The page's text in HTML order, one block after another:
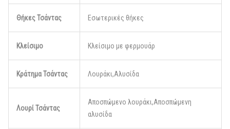
Θήκες Τσάντας Εσωτερικές θήκες
Κλείσιμο Κλείσιμο με φερμουάρ
Κράτημα Τσάντας Λουράκι,Αλυσίδα
Λουρί Τσάντας
Αποσπώμενο λουράκι,Αποσπώμενη
αλυσίδα